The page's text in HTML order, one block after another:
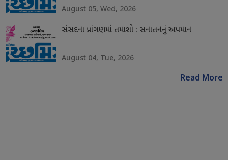
August 05, Wed, 2026
સંસદના પ્રાંગણમાં તમાશો : સનાતનનું અપમાન
August 04, Tue, 2026
Read More